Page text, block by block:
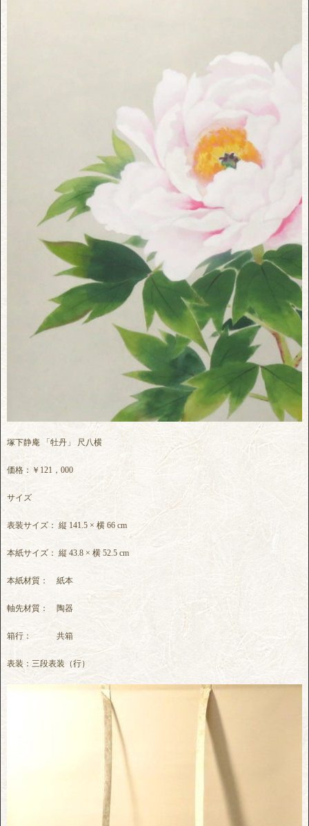
塚下静庵 「牡丹」 尺八横
価格：￥121，000
サイズ
表装サイズ： 縦 141.5 × 横 66 cm
本紙サイズ： 縦 43.8 × 横 52.5 cm
本紙材質： 紙本
軸先材質： 陶器
箱行： 共箱
表装：三段表装（行）